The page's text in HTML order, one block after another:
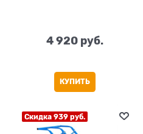
4 920 руб.
КУПИТЬ
Скидка 939 руб.